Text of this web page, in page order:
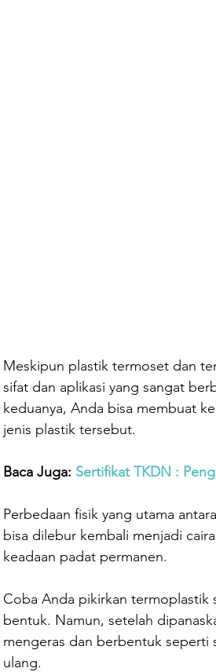
Meskipun plastik termoset dan
sifat dan aplikasi yang sangat
keduanya, Anda bisa membuat
jenis plastik tersebut.
Baca Juga: Sertifikat TKDN :
Perbedaan fisik yang utama
bisa dilebur kembali menjadi
keadaan padat permanen.
Coba Anda pikirkan termoplastik
bentuk. Namun, setelah
mengeras dan berbentuk seperti
ulang.